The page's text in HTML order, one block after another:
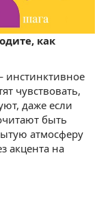
как
инстинктивное
чувствовать,
даже если
быть
атмосферу
акцента на